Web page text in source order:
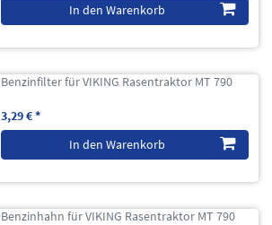
In den Warenkorb
Benzinfilter für VIKING Rasentraktor MT 790
3,29 € *
In den Warenkorb
Benzinhahn für VIKING Rasentraktor MT 790